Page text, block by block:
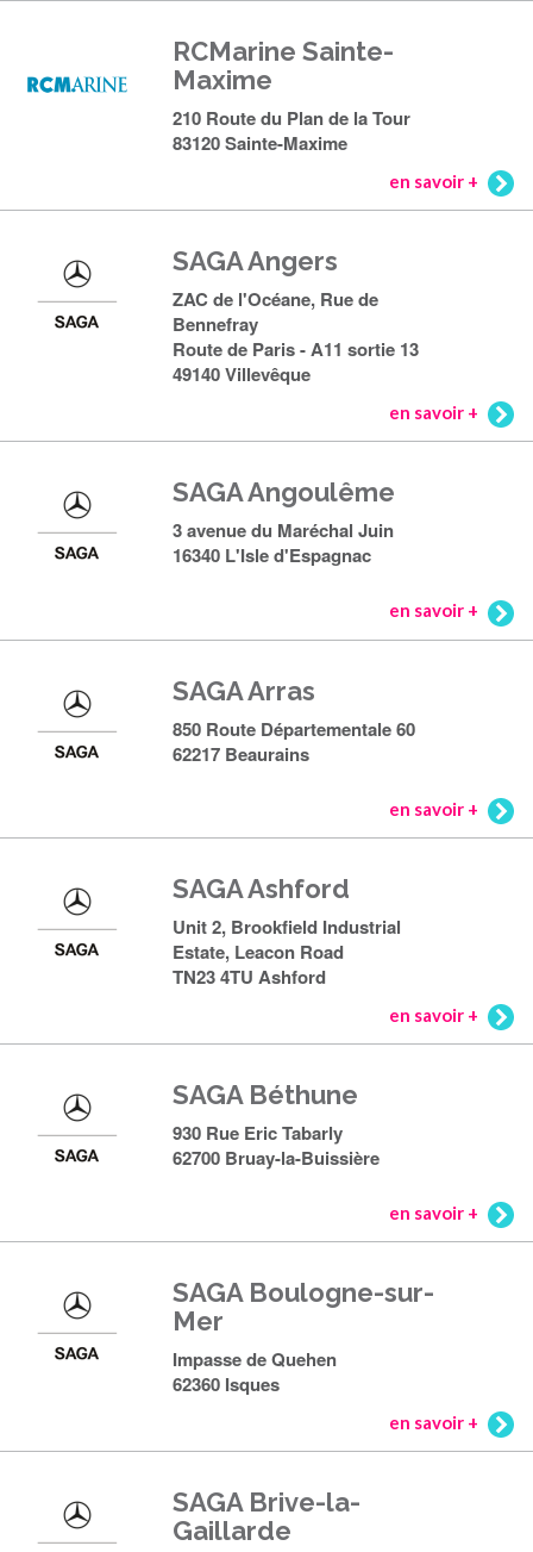
RCMarine Sainte-
Maxime
210 Route du Plan de la Tour
83120 Sainte-Maxime
en savoir +
SAGA Angers
ZAC de l'Océane, Rue de
Bennefray
Route de Paris - A11 sortie 13
49140 Villevêque
en savoir +
SAGA Angoulême
3 avenue du Maréchal Juin
16340 L'Isle d'Espagnac
en savoir +
SAGA Arras
850 Route Départementale 60
62217 Beaurains
en savoir +
SAGA Ashford
Unit 2, Brookfield Industrial
Estate, Leacon Road
TN23 4TU Ashford
en savoir +
SAGA Béthune
930 Rue Eric Tabarly
62700 Bruay-la-Buissière
en savoir +
SAGA Boulogne-sur-
Mer
Impasse de Quehen
62360 Isques
en savoir +
SAGA Brive-la-
Gaillarde